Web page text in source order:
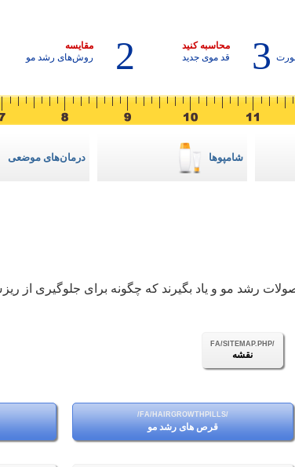
مقایسه
روش‌های رشد مو
2
محاسبه کنید
قد موی جدید
3
درمان‌های موضعی شامپوها
رشد مو و یاد بگیرند که چگونه برای جلوگیری از
نقشه
قرص های رشد مو